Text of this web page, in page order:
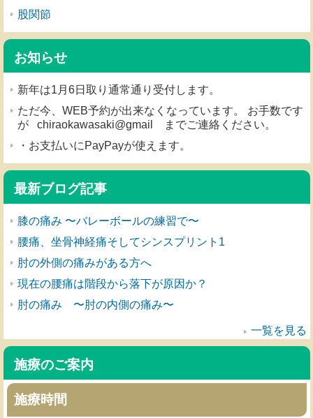
股関節
お知らせ
新年は1月6日取り通常通り受付します。
ただ今、WEB予約が出来なくなっています。 お手数です
が chiraokawasaki@gmail までご連絡ください。
・お支払いにPayPayが使えます。
最新ブログ記事
膝の痛み 〜バレーボールの練習で〜
腰痛、坐骨神経痛そしてシンスプリント1
肘の外側の痛みがある方へ
現在の腰痛は階段から落下が原因か？
肘の痛み 〜肘の内側の痛み〜
一覧を見る
施療のご案内
施療時間